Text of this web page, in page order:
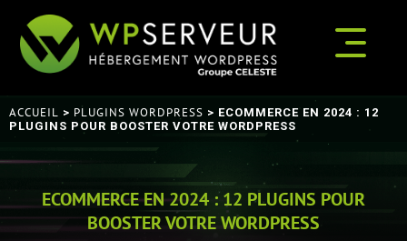
ACCUEIL > PLUGINS WORDPRESS > ECOMMERCE EN 2024 : 12
PLUGINS POUR BOOSTER VOTRE WORDPRESS
ECOMMERCE EN 2024 : 12 PLUGINS POUR
BOOSTER VOTRE WORDPRESS